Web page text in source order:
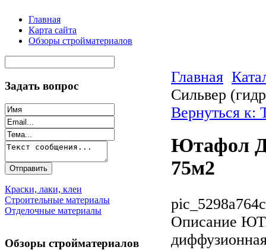
Главная
Карта сайта
Обзоры стройматериалов
Задать вопрос
Краски, лаки, клеи
Строительные материалы
Отделочные материалы
Обзоры стройматериалов
Главная
Сильвер
Вернуться к:
Ютафол
75м2
Описание